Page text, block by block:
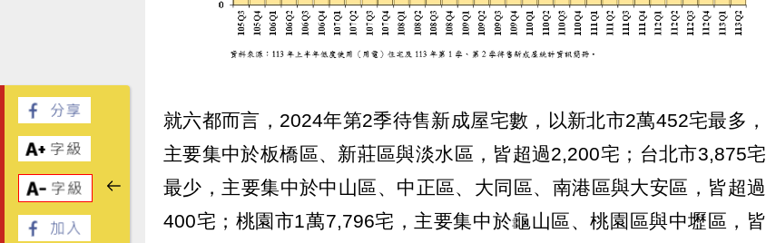
就六都而言，2024年第2季待售新成屋宅數，以新北市2萬452宅最多，
主要集中於板橋區、新莊區與淡水區，皆超過2,200宅；台北市3,875宅
最少，主要集中於中山區、中正區、大同區、南港區與大安區，皆超過
400宅；桃園市1萬7,796宅，主要集中於龜山區、桃園區與中壢區，皆